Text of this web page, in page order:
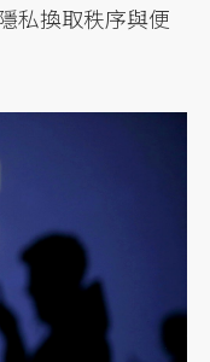
私換取秩序與便